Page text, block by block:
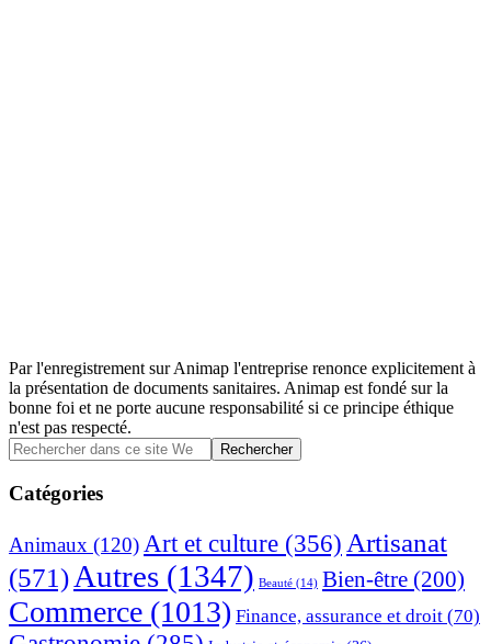
Par l'enregistrement sur Animap l'entreprise renonce explicitement à
la présentation de documents sanitaires. Animap est fondé sur la
bonne foi et ne porte aucune responsabilité si ce principe éthique
n'est pas respecté.
Barre
latérale
principale
Rechercher
dans
ce
site
Catégories
Animaux (120) Art et culture (356) Artisanat
(571) Autres (1347) Beauté (14) Bien-être (200)
Commerce (1013) Finance, assurance et droit (70)